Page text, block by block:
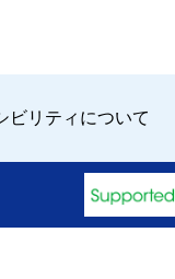
ビリティについて